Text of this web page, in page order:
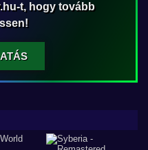
t, hogy tovább